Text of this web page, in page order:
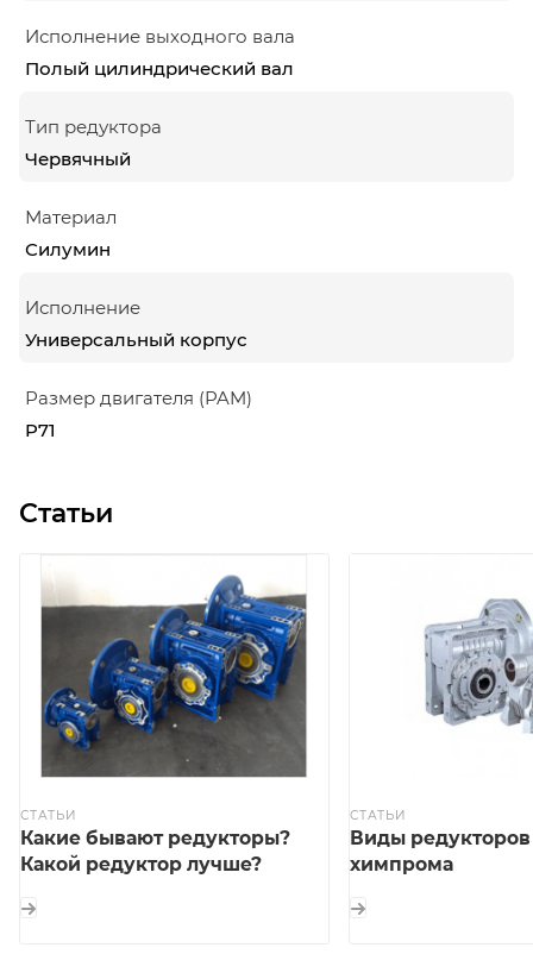
Исполнение выходного вала
Полый цилиндрический вал
Тип редуктора
Червячный
Материал
Силумин
Исполнение
Универсальный корпус
Размер двигателя (PAM)
P71
Статьи
СТАТЬИ
Какие бывают редукторы?
Какой редуктор лучше?
СТАТЬИ
Виды
химпрома